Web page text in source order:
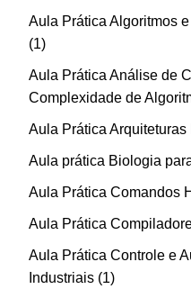
Aula Prática Algoritmos
1
Aula Prática Análise de
Complexidade de
Aula Prática
Aula prática Biologia
Aula Prática Comandos
Aula Prática
Aula Prática Controle e
Industriais 1